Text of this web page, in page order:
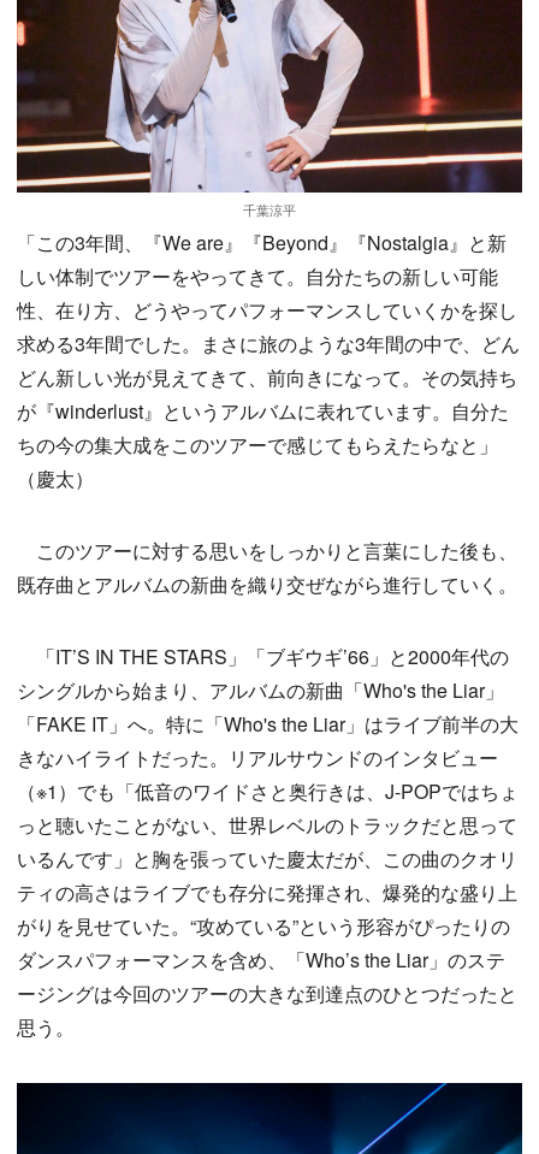
千葉涼平
「この3年間、『We are』『Beyond』『Nostalgia』と新
しい体制でツアーをやってきて。自分たちの新しい可能
性、在り方、どうやってパフォーマンスしていくかを探し
求める3年間でした。まさに旅のような3年間の中で、どん
どん新しい光が見えてきて、前向きになって。その気持ち
が『winderlust』というアルバムに表れています。自分た
ちの今の集大成をこのツアーで感じてもらえたらなと」
（慶太）
このツアーに対する思いをしっかりと言葉にした後も、
既存曲とアルバムの新曲を織り交ぜながら進行していく。
「IT’S IN THE STARS」「ブギウギ’66」と2000年代の
シングルから始まり、アルバムの新曲「Who's the Liar」
「FAKE IT」へ。特に「Who's the Liar」はライブ前半の大
きなハイライトだった。リアルサウンドのインタビュー
（※1）でも「低音のワイドさと奥行きは、J-POPではちょ
っと聴いたことがない、世界レベルのトラックだと思って
いるんです」と胸を張っていた慶太だが、この曲のクオリ
ティの高さはライブでも存分に発揮され、爆発的な盛り上
がりを見せていた。“攻めている”という形容がぴったりの
ダンスパフォーマンスを含め、「Who’s the Liar」のステ
ージングは今回のツアーの大きな到達点のひとつだったと
思う。